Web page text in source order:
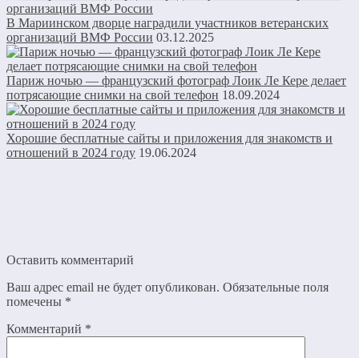
В Мариинском дворце наградили участников ветеранских
организаций ВМФ России 03.12.2025
Париж ночью — французский фотограф Лоик Ле Кере делает
потрясающие снимки на свой телефон 18.09.2024
Хорошие бесплатные сайты и приложения для знакомств и
отношений в 2024 году 19.06.2024
Оставить комментарий
Ваш адрес email не будет опубликован. Обязательные поля
помечены *
Комментарий *